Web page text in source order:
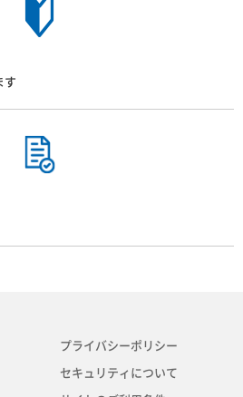
す
プライバシーポリシー
セキュリティについて